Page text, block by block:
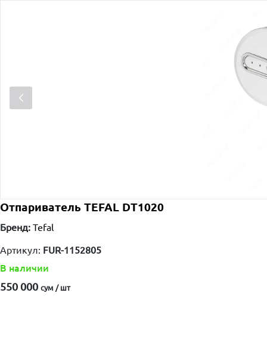
Отпариватель TEFAL DT1020
Бренд: Tefal
Артикул: FUR-1152805
В наличии
550 000 сум / шт